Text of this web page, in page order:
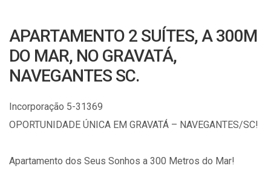
APARTAMENTO 2 SUÍTES, A 300M
DO MAR, NO GRAVATÁ,
NAVEGANTES SC.
Incorporação 5-31369
OPORTUNIDADE ÚNICA EM GRAVATÁ – NAVEGANTES/SC!
Apartamento dos Seus Sonhos a 300 Metros do Mar!